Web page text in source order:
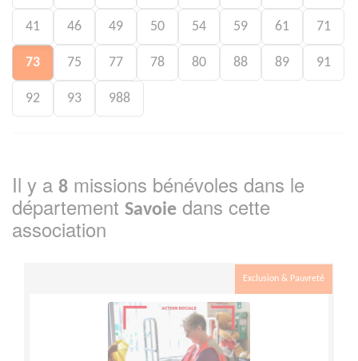
41 46 49 50 54 59 61 71
73 75 77 78 80 88 89 91
92 93 988
Il y a 8 missions bénévoles dans le
département Savoie dans cette
association
Exclusion & Pauvreté